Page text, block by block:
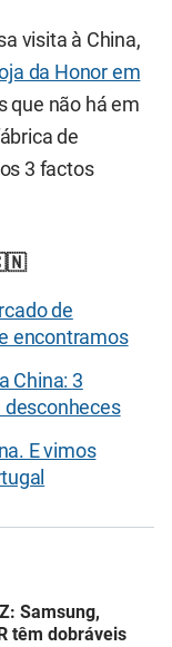
visita à China,
da Honor em
que não há em
de
3 factos
de
encontramos
China: 3
E vimos
Samsung,
têm dobráveis